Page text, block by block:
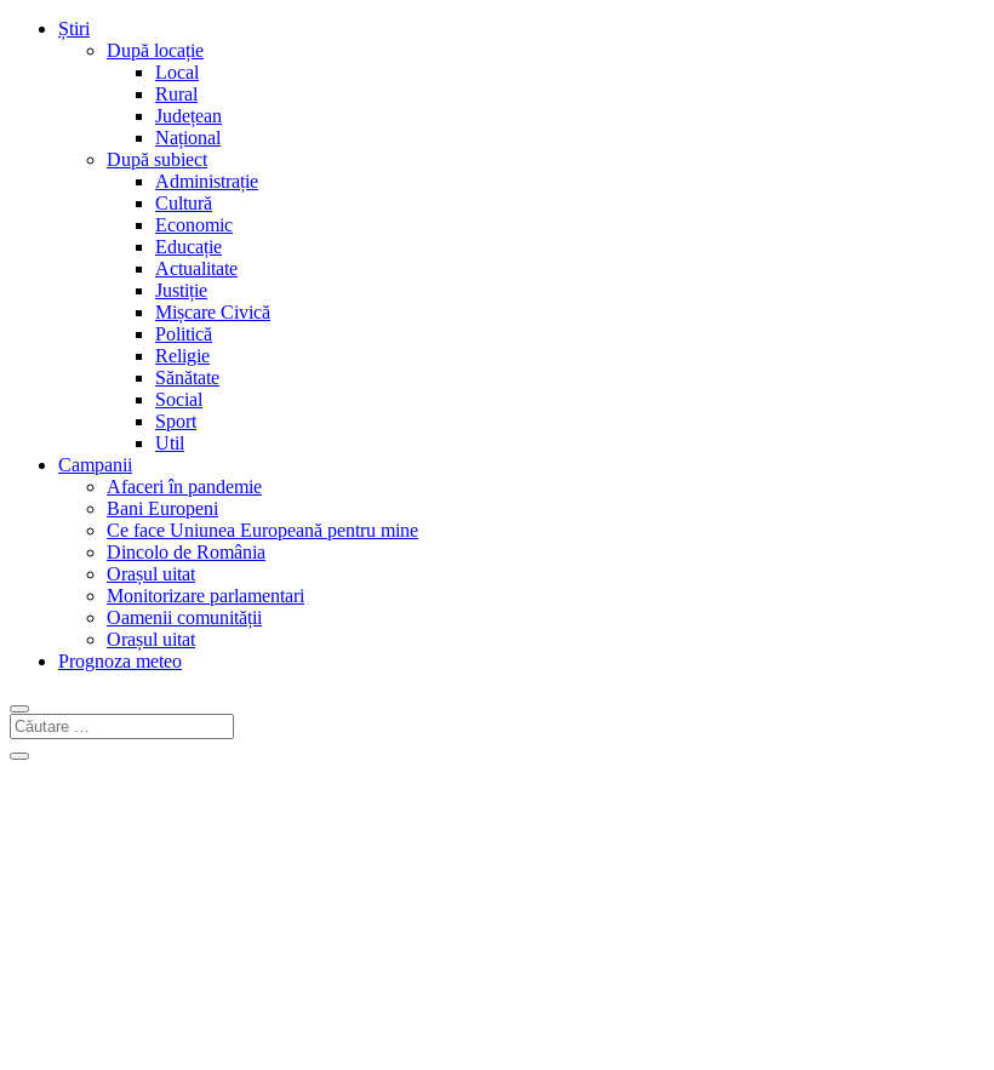
Știri
După locație
Local
Rural
Județean
Național
După subiect
Administrație
Cultură
Economic
Educație
Actualitate
Justiție
Mișcare Civică
Politică
Religie
Sănătate
Social
Sport
Util
Campanii
Afaceri în pandemie
Bani Europeni
Ce face Uniunea Europeană pentru mine
Dincolo de România
Orașul uitat
Monitorizare parlamentari
Oamenii comunității
Orașul uitat
Prognoza meteo